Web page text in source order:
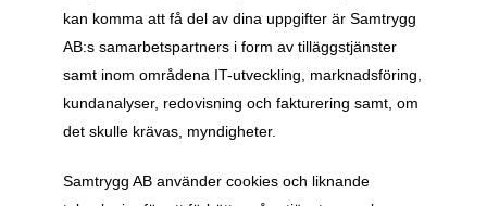
kan komma att få del av dina uppgifter är Samtrygg
AB:s samarbetspartners i form av tilläggstjänster
samt inom områdena IT-utveckling, marknadsföring,
kundanalyser, redovisning och fakturering samt, om
det skulle krävas, myndigheter.
Samtrygg AB använder cookies och liknande